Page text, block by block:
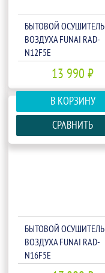
БЫТОВОЙ ОСУШИТЕЛЬ
ВОЗДУХА FUNAI RAD-
N12F5E
13 990 ₽
В КОРЗИНУ
СРАВНИТЬ
БЫТОВОЙ ОСУШИТЕЛЬ
ВОЗДУХА FUNAI RAD-
N16F5E